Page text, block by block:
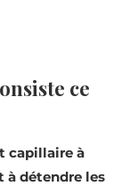
ce
capillaire à
à détendre les